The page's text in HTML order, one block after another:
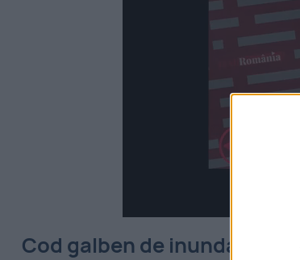
Cod galben de inundații pe